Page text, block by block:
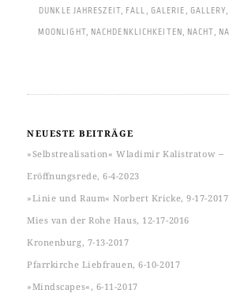
DUNKLE JAHRESZEIT, FALL, GALERIE, GALLERY,
MOONLIGHT, NACHDENKLICHKEITEN, NACHT ,
NEUESTE BEITRÄGE
»Selbstrealisation« Wladimir Kalistratow ‒
Eröffnungsrede, 6-4-2023
»Linie und Raum« Norbert Kricke, 9-17-2017
Mies van der Rohe Haus, 12-17-2016
Kronenburg, 7-13-2017
Pfarrkirche Liebfrauen, 6-10-2017
»Mindscapes«, 6-11-2017